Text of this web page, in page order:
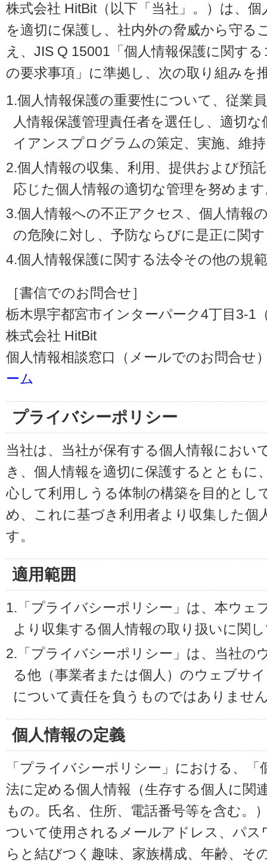
株式会社 HitBit（以下「当社」。）は、
を適切に保護し、社内外の脅威から守る
え、JIS Q 15001「個人情報保護に関す
の要求事項」に準拠し、次の取り組みを
1.個人情報保護の重要性について、従業
人情報保護管理責任者を選任し、適切
イアンスプログラムの策定、実施、維
2.個人情報の収集、利用、提供および預
応じた個人情報の適切な管理を努めま
3.個人情報への不正アクセス、個人情報
の危険に対し、予防ならびに是正に関
4.個人情報保護に関する法令その他の規
［書信でのお問合せ］
栃木県宇都宮市インターパーク4丁目3-1
株式会社 HitBit
個人情報相談窓口（メールでのお問合せ
ーム
プライバシーポリシー
当社は、当社が保有する個人情報におい
き、個人情報を適切に保護するとともに
心して利用しうる体制の構築を目的とし
め、これに基づき利用者より収集した個
す。
適用範囲
1.「プライバシーポリシー」は、本ウェ
より収集する個人情報の取り扱いに関
2.「プライバシーポリシー」は、当社の
る他（事業者または個人）のウェブサ
について責任を負うものではありませ
個人情報の定義
「プライバシーポリシー」における、
法に定める個人情報（生存する個人に関
もの。氏名、住所、電話番号等を含む。
ついて使用されるメールアドレス、パ
らと結びつく趣味、家族構成、年齢、そ